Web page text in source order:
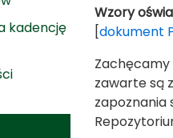
kadencję
Wzory
[dokument
Zachęcamy
zawarte są
zapoznania